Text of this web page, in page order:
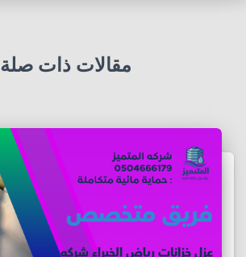
مقالات ذات صلة